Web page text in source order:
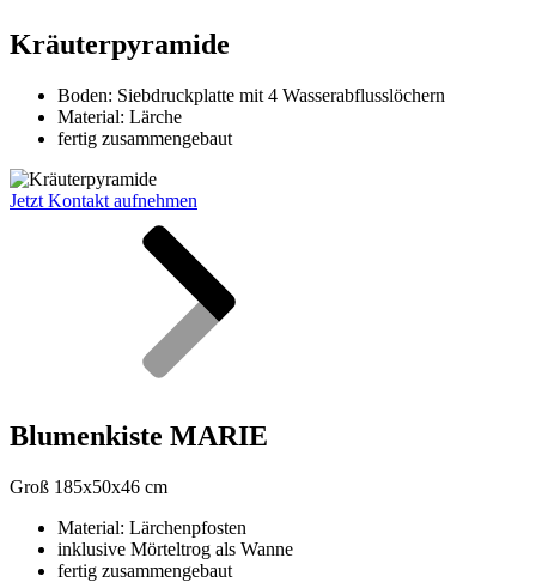
Kräuterpyramide
Boden: Siebdruckplatte mit 4 Wasserabflusslöchern
Material: Lärche
fertig zusammengebaut
Jetzt Kontakt aufnehmen
Blumenkiste MARIE
Groß 185x50x46 cm
Material: Lärchenpfosten
inklusive Mörteltrog als Wanne
fertig zusammengebaut